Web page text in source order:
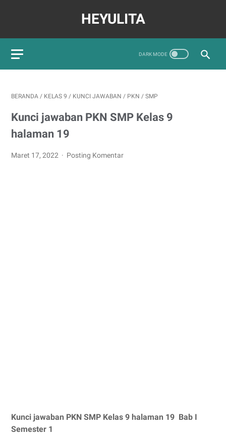
HEYULITA
BERANDA / KELAS 9 / KUNCI JAWABAN / PKN / SMP
Kunci jawaban PKN SMP Kelas 9
halaman 19
Maret 17, 2022 Posting Komentar
Kunci jawaban PKN SMP Kelas 9 halaman 19 Bab I
Semester 1